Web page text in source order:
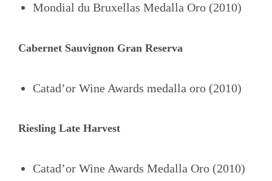
Mondial du Bruxellas Medalla Oro (2010)
Cabernet Sauvignon Gran Reserva
Catad’or Wine Awards medalla oro (2010)
Riesling Late Harvest
Catad’or Wine Awards Medalla Oro (2010)